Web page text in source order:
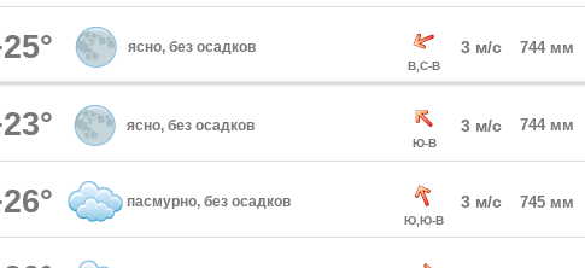
ясно, без осадков
В,С-В
3 м/с 744 мм
ясно, без осадков
Ю-В
3 м/с 744 мм
пасмурно, без осадков
Ю,Ю-В
3 м/с 745 мм